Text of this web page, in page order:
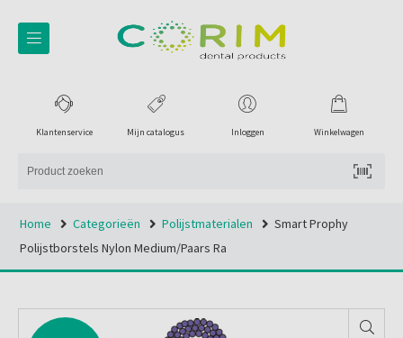
Winkelwagen
Inloggen
Mijn catalogus
Klantenservice
Home Categorieën Polijstmaterialen
Smart Prophy
Polijstborstels Nylon Medium/paars Ra